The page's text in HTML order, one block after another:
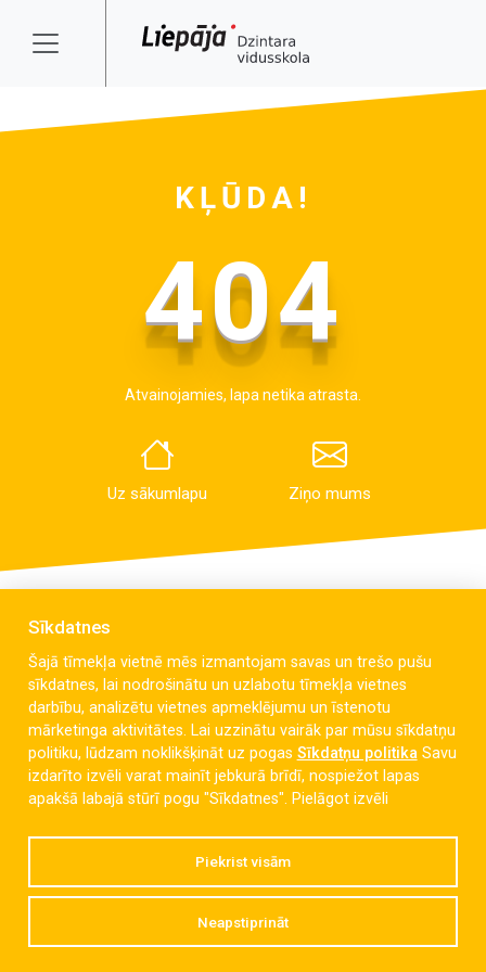
KĻŪDA!
404
Atvainojamies, lapa netika atrasta.
Uz sākumlapu Ziņo mums
Celmu iela 6, Liepāja, LV-3405
dzintaravsk@liepaja.edu.lv
+371 634 427 10
Sīkdatnes
Šajā tīmekļa vietnē mēs izmantojam savas un trešo pušu
sīkdatnes, lai nodrošinātu un uzlabotu tīmekļa vietnes
darbību, analizētu vietnes apmeklējumu un īstenotu
mārketinga aktivitātes. Lai uzzinātu vairāk par mūsu sīkdatņu
politiku, lūdzam noklikšķināt uz pogas Sīkdatņu politikaSavu
izdarīto izvēli varat mainīt jebkurā brīdī, nospiežot lapas
apakšā labajā stūrī pogu "Sīkdatnes". Pielāgot izvēli
Piekrist visām
Neapstiprināt